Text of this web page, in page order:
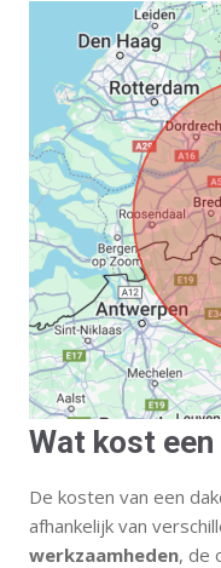
Wat kost
De kosten van een
afhankelijk van
werkzaamheden, de